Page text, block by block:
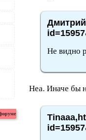
Не видно
Неа. Иначе бы